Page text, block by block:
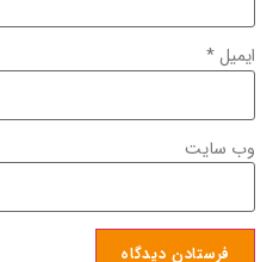
ایمیل*
وب‌ سایت